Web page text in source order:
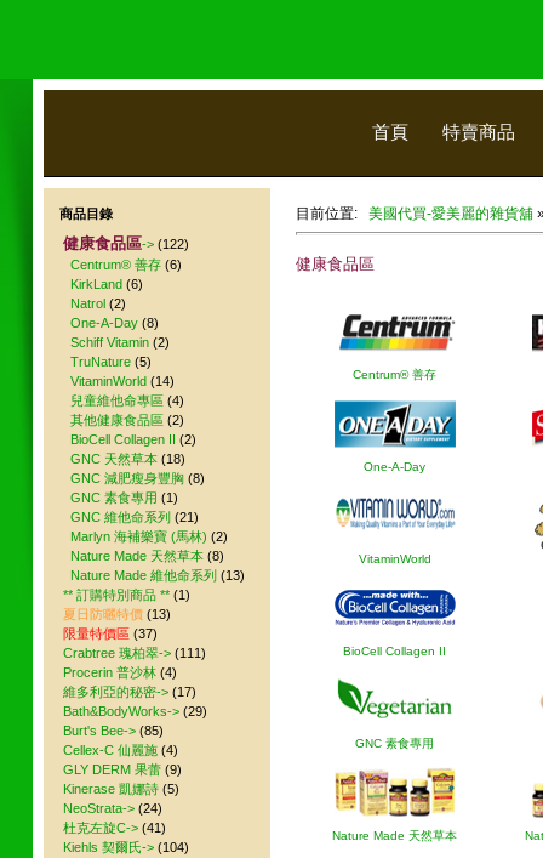
首頁 特賣商品
目前位置: 美國代買-愛美麗的雜貨舖
健康食品區
Centrum® 善存
One-A-Day
VitaminWorld
BioCell Collagen II
GNC 素食專用
Nature Made 天然草本
商品目錄
健康食品區-> (122)
Centrum® 善存 (6)
KirkLand (6)
Natrol (2)
One-A-Day (8)
Schiff Vitamin (2)
TruNature (5)
VitaminWorld (14)
兒童維他命專區 (4)
其他健康食品區 (2)
BioCell Collagen II (2)
GNC 天然草本 (18)
GNC 減肥瘦身豐胸 (8)
GNC 素食專用 (1)
GNC 維他命系列 (21)
Marlyn 海補樂寶 (馬林) (2)
Nature Made 天然草本 (8)
Nature Made 維他命系列 (13)
** 訂購特別商品 ** (1)
夏日防曬特價 (13)
限量特價區 (37)
Crabtree 瑰柏翠-> (111)
Procerin 普沙林 (4)
維多利亞的秘密-> (17)
Bath&BodyWorks-> (29)
Burt's Bee-> (85)
Cellex-C 仙麗施 (4)
GLY DERM 果蕾 (9)
Kinerase 凱娜詩 (5)
NeoStrata-> (24)
杜克左旋C-> (41)
Kiehls 契爾氏-> (104)